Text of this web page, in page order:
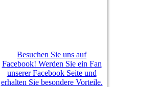
Besuchen Sie uns auf
Facebook! Werden Sie ein Fan
unserer Facebook Seite und
erhalten Sie besondere Vorteile.